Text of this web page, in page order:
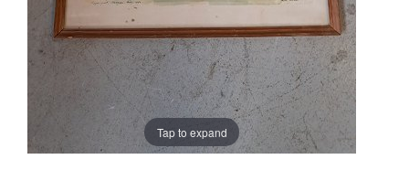
Tap to expand